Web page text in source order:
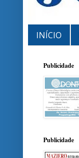
INÍCIO
Publicidade
Publicidade